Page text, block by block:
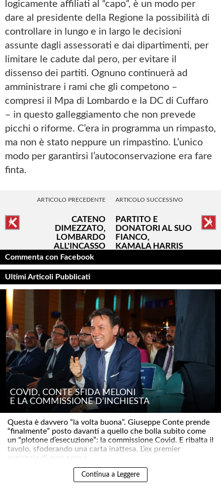
logicamente affiliati al “capo”, è un modo per
dare al presidente della Regione la possibilità di
controllare in lungo e in largo le decisioni
assunte dagli assessorati e dai dipartimenti, per
limitare le cadute dal pero, per evitare il
dissenso dei partiti. Ognuno continuerà ad
amministrare i rami che gli competono –
compresi il Mpa di Lombardo e la DC di Cuffaro
– in questo galleggiamento che non prevede
picchi o riforme. C’era in programma un rimpasto,
ma non è stato neppure un rimpastino. L’unico
modo per garantirsi l’autoconservazione era fare
finta.
ARTICOLO PRECEDENTE
CATENO
DIMEZZATO,
LOMBARDO
ALL'INCASSO
ARTICOLO SUCCESSIVO
PARTITO E
DONATORI AL SUO
FIANCO,
KAMALA HARRIS
Commenta con Facebook
Ultimi Articoli Pubblicati
COVID, CONTE SFIDA MELONI
E LA COMMISSIONE D’INCHIESTA
Questa è davvero “la volta buona”. Giuseppe Conte prende
“finalmente” posto davanti a quello che bolla subito come
un “plotone d’esecuzione”: la commissione Covid. E ribalta il
tavolo, sfoderando una carta inattesa. L’ex premier
annuncia di aver conse..
Continua a Leggere